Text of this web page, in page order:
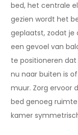
bed, het centrale
gezien wordt het
geplaatst, zodat
een gevoel van
te positioneren
nu naar buiten is
muur. Zorg ervoor
bed genoeg
kamer